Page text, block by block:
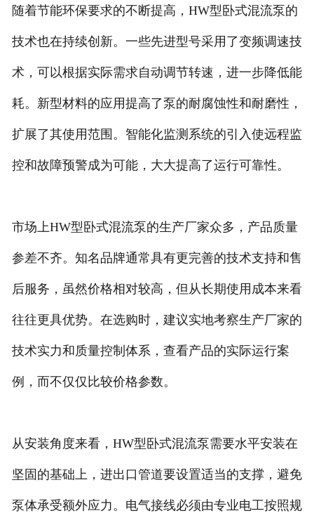
随着节能环保要求的不断提高，HW型卧式混流泵的
技术也在持续创新。一些先进型号采用了变频调速技
术，可以根据实际需求自动调节转速，进一步降低能
耗。新型材料的应用提高了泵的耐腐蚀性和耐磨性，
扩展了其使用范围。智能化监测系统的引入使远程监
控和故障预警成为可能，大大提高了运行可靠性。
市场上HW型卧式混流泵的生产厂家众多，产品质量
参差不齐。知名品牌通常具有更完善的技术支持和售
后服务，虽然价格相对较高，但从长期使用成本来看
往往更具优势。在选购时，建议实地考察生产厂家的
技术实力和质量控制体系，查看产品的实际运行案
例，而不仅仅比较价格参数。
从安装角度来看，HW型卧式混流泵需要水平安装在
坚固的基础上，进出口管道要设置适当的支撑，避免
泵体承受额外应力。电气接线必须由专业电工按照规